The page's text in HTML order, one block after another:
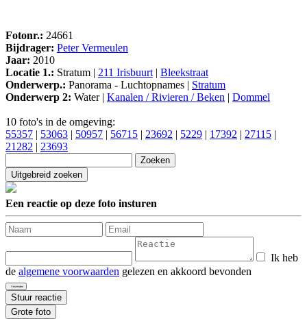
Fotonr.: 24661
Bijdrager: Peter Vermeulen
Jaar: 2010
Locatie 1.: Stratum | 211 Irisbuurt | Bleekstraat
Onderwerp.: Panorama - Luchtopnames | Stratum
Onderwerp 2: Water | Kanalen / Rivieren / Beken | Dommel
10 foto's in de omgeving:
55357 | 53063 | 50957 | 56715 | 23692 | 5229 | 17392 | 27115 |
21282 | 23693
Een reactie op deze foto insturen
Ik heb
de algemene voorwaarden gelezen en akkoord bevonden